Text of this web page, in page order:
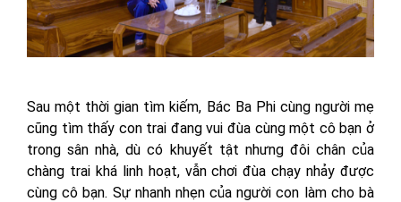
Sau một thời gian tìm kiếm, Bác Ba Phi cùng người mẹ
cũng tìm thấy con trai đang vui đùa cùng một cô bạn ở
trong sân nhà, dù có khuyết tật nhưng đôi chân của
chàng trai khá linh hoạt, vẫn chơi đùa chạy nhảy được
cùng cô bạn. Sự nhanh nhẹn của người con làm cho bà